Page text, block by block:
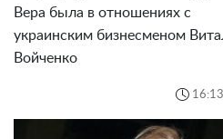
Вера была в отношениях с
украинским бизнесменом
Войченко